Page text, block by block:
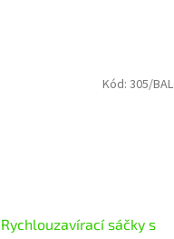
Rychlouzavírací sáčky s
Kód: 305/BAL